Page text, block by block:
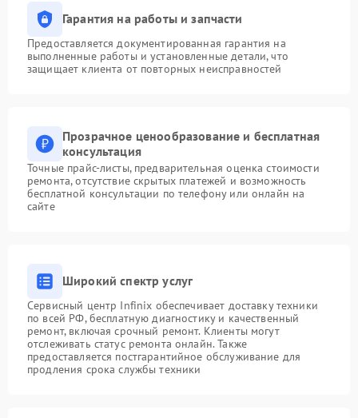
Гарантия на работы и запчасти
Предоставляется документированная гарантия на
выполненные работы и установленные детали, что
защищает клиента от повторных неисправностей
Прозрачное ценообразование и бесплатная
консультация
Точные прайс-листы, предварительная оценка стоимости
ремонта, отсутствие скрытых платежей и возможность
бесплатной консультации по телефону или онлайн на
сайте
Широкий спектр услуг
Сервисный центр Infinix обеспечивает доставку техники
по всей РФ, бесплатную диагностику и качественный
ремонт, включая срочный ремонт. Клиенты могут
отслеживать статус ремонта онлайн. Также
предоставляется постгарантийное обслуживание для
продления срока службы техники